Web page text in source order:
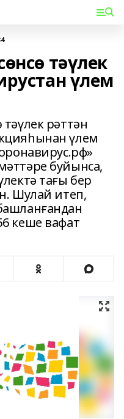
тәүлек
үлем
рәттән
үлем
буйынса,
тағы бер
Шулай итеп,
кеше вафат